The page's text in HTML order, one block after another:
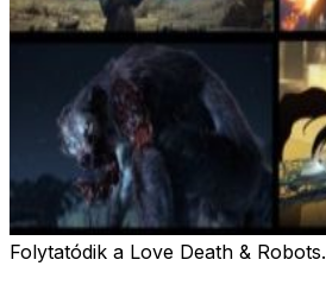
Folytatódik a Love Death & Robots.